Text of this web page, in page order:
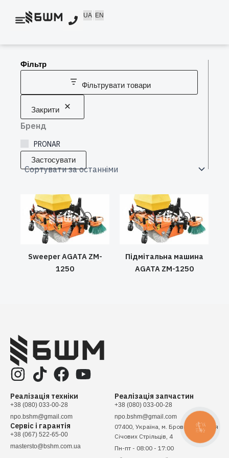
UA EN
Фільтр
Фільтрувати товари
Закрити
Бренд
PRONAR
Застосувати
Sweeper AGATA ZM-
1250
Підмітальна машина
AGATA ZM-1250
Реалізація техніки
+38 (080) 033-00-28
npo.bshm@gmail.com
Сервіс і гарантія
+38 (067) 522-65-00
mastersto@bshm.com.ua
Реалізація запчастин
+38 (080) 033-00-28
npo.bshm@gmail.com
07400, Україна, м. Бровари, вулиця
Січових Стрільців, 4
Пн-пт - 08:00 - 17:00
КНОПКА
ЗВ'ЯЗКУ